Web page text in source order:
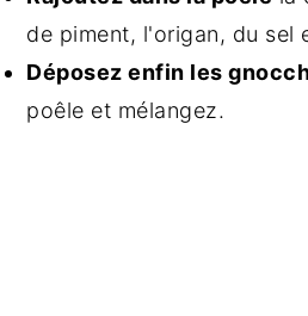
de piment, l'origan, du sel
Déposez enfin les
poêle et mélangez.